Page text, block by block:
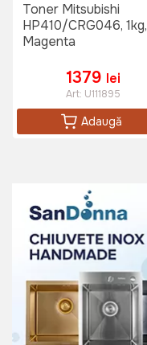
Toner Mitsubishi
HP410/CRG046, 1kg,
Magenta
1379 lei
Art: U111895
Adaugă